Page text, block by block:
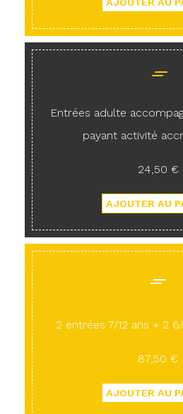
Entrées adulte
payant activité
24,50 €
2 entrées 7/12 ans + 2
87,50 €